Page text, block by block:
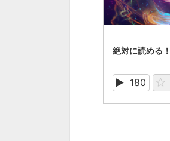
絶対に読める
180